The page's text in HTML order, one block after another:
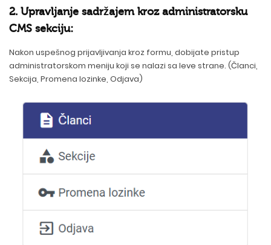
2. Upravljanje sadržajem kroz administratorsku
CMS sekciju:
Nakon uspešnog prijavljivanja kroz formu, dobijate pristup
administratorskom meniju koji se nalazi sa leve strane. (Članci,
Sekcija, Promena lozinke, Odjava)